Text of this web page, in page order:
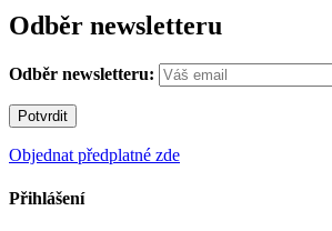
Odběr newsletteru
Odběr newsletteru:
Objednat předplatné zde
Přihlášení